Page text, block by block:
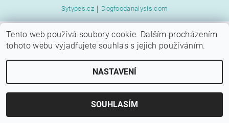
Sytypes.cz | Dogfoodanalysis.com
2026 © SYTÝ PES, všechna práva vyhrazena
Vytvořil Shoptet
Tento web používá soubory cookie. Dalším procházením
tohoto webu vyjadřujete souhlas s jejich používáním.
NASTAVENÍ
SOUHLASÍM